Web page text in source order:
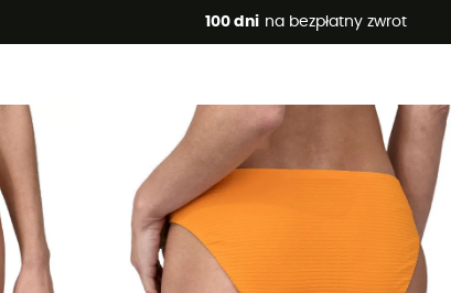
100 dni na bezpłatny zwrot
Letnie promocje 🔥 -5% DODATKOWO przy zakupie 2